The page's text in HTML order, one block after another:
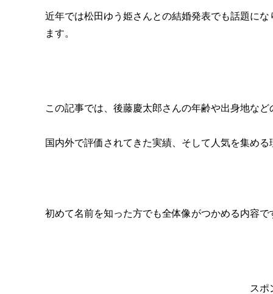
近年では松田ゆう姫さんとの結婚発表でも話題に
ます。
この記事では、後藤慶太郎さんの年齢や出身地な
国内外で評価されてきた実績、そして人気を集め
初めて名前を知った方でも全体像がつかめる内容で
スポ